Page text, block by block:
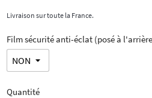
Livraison sur toute la France.
Film sécurité anti-éclat (posé à
Quantité